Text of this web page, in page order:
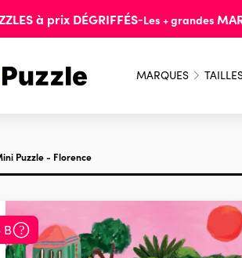
à prix DÉGRIFFÉS-Les + grandes
MARQUES
Puzzle - Florence
B